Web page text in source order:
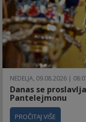
NEDELJA, 09.08.2026 |
Danas se
Pantelejmonu
PROČITAJ VIŠE